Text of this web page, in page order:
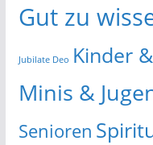
Gut zu
Jubilate Deo Kinder
Minis &
Senioren